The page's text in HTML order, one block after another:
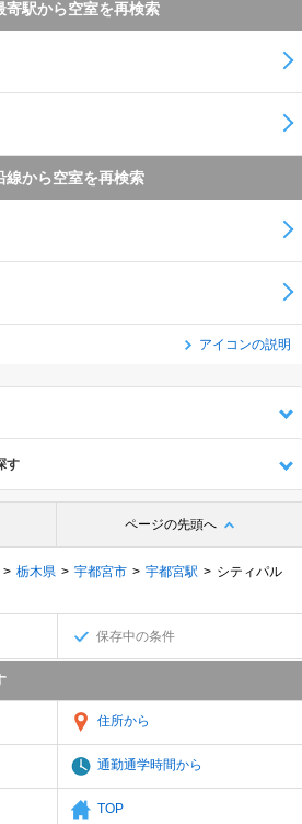
駅から空室を再検索
から空室を再検索
アイコンの説明
す
ページの先頭へ
栃木県 宇都宮市 宇都宮駅
シティパル
保存中の条件
住所から
通勤通学時間から
TOP